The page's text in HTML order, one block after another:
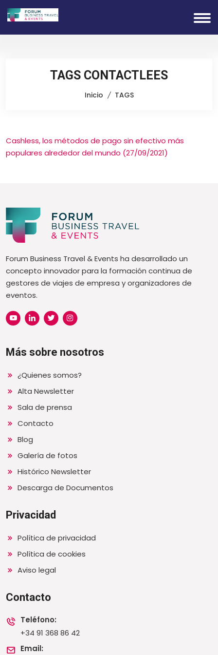
TAGS CONTACTLEES
Inicio TAGS
Cashless, los métodos de pago sin efectivo más
populares alrededor del mundo (27/09/2021)
Forum Business Travel & Events ha desarrollado un
concepto innovador para la formación continua de
gestores de viajes de empresa y organizadores de
eventos.
Más sobre nosotros
¿Quienes somos?
Alta Newsletter
Sala de prensa
Contacto
Blog
Galería de fotos
Histórico Newsletter
Descarga de Documentos
Privacidad
Política de privacidad
Política de cookies
Aviso legal
Contacto
Teléfono:
+34 91 368 86 42
Email: